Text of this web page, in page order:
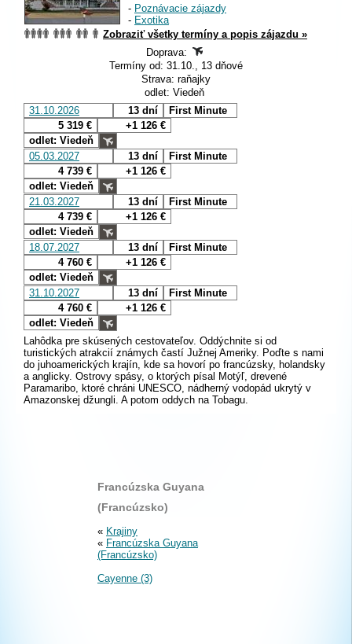
- Poznávacie zájazdy
- Exotika
Zobraziť všetky termíny a popis zájazdu »
Doprava:
Termíny od: 31.10., 13 dňové
Strava: raňajky
odlet: Viedeň
31.10.2026
13 dní
First Minute
5 319 €
+1 126 €
odlet: Viedeň
05.03.2027
13 dní
First Minute
4 739 €
+1 126 €
odlet: Viedeň
21.03.2027
13 dní
First Minute
4 739 €
+1 126 €
odlet: Viedeň
18.07.2027
13 dní
First Minute
4 760 €
+1 126 €
odlet: Viedeň
31.10.2027
13 dní
First Minute
4 760 €
+1 126 €
odlet: Viedeň
Lahôdka pre skúsených cestovateľov. Oddýchnite si od
turistických atrakcií známych častí Južnej Ameriky. Poďte s nami
do juhoamerických krajín, kde sa hovorí po francúzsky, holandsky
a anglicky. Ostrovy spásy, o ktorých písal Motýľ, drevené
Paramaribo, ktoré chráni UNESCO, nádherný vodopád ukrytý v
Amazonskej džungli. A potom oddych na Tobagu.
Francúzska Guyana
(Francúzsko)
« Krajiny
« Francúzska Guyana
(Francúzsko)
Cayenne (3)